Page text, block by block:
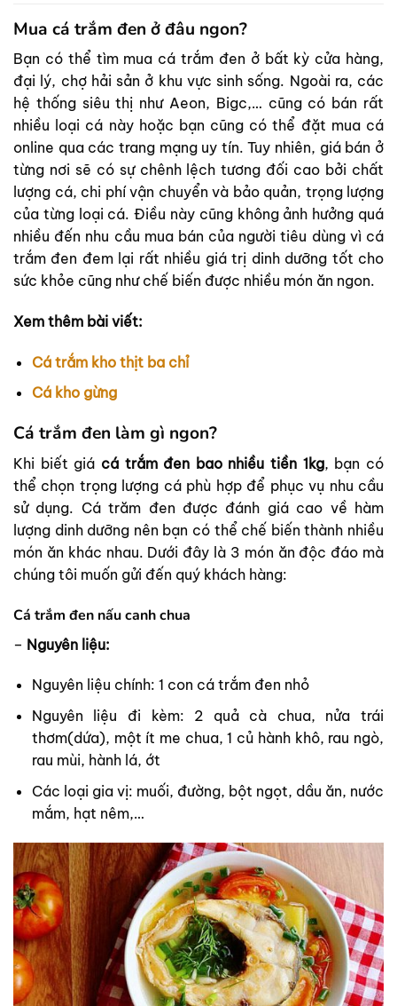
Mua cá trắm đen ở đâu ngon?
Bạn có thể tìm mua cá trắm đen ở bất kỳ cửa hàng,
đại lý, chợ hải sản ở khu vực sinh sống. Ngoài ra, các
hệ thống siêu thị như Aeon, Bigc,… cũng có bán rất
nhiều loại cá này hoặc bạn cũng có thể đặt mua cá
online qua các trang mạng uy tín. Tuy nhiên, giá bán ở
từng nơi sẽ có sự chênh lệch tương đối cao bởi chất
lượng cá, chi phí vận chuyển và bảo quản, trọng lượng
của từng loại cá. Điều này cũng không ảnh hưởng quá
nhiều đến nhu cầu mua bán của người tiêu dùng vì cá
trắm đen đem lại rất nhiều giá trị dinh dưỡng tốt cho
sức khỏe cũng như chế biến được nhiều món ăn ngon.
Xem thêm bài viết:
Cá trắm kho thịt ba chỉ
Cá kho gừng
Cá trắm đen làm gì ngon?
Khi biết giá cá trắm đen bao nhiều tiền 1kg, bạn có
thể chọn trọng lượng cá phù hợp để phục vụ nhu cầu
sử dụng. Cá trăm đen được đánh giá cao về hàm
lượng dinh dưỡng nên bạn có thể chế biến thành nhiều
món ăn khác nhau. Dưới đây là 3 món ăn độc đáo mà
chúng tôi muốn gửi đến quý khách hàng:
Cá trắm đen nấu canh chua
– Nguyên liệu:
Nguyên liệu chính: 1 con cá trắm đen nhỏ
Nguyên liệu đi kèm: 2 quả cà chua, nửa trái
thơm(dứa), một ít me chua, 1 củ hành khô, rau ngò,
rau mùi, hành lá, ớt
Các loại gia vị: muối, đường, bột ngọt, dầu ăn, nước
mắm, hạt nêm,…